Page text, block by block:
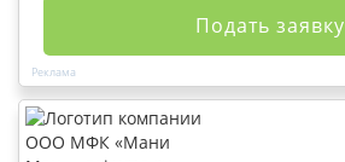
Подать заявку